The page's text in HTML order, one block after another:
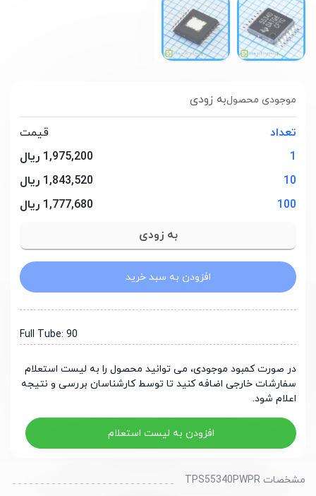
به زودیموجودی محصول
تعداد
قیمت
1
1,975,200 ریال
10
1,843,520 ریال
100
1,777,680 ریال
افزودن به سبد خرید
Full Tube: 90
در صورت کمبود موجودی، می توانید محصول را به لیست استعلام
سفارشات خارجی اضافه کنید تا توسط کارشناسان بررسی و نتیجه
اعلام شود.
افزودن به لیست استعلام
مشخصات TPS55340PWPR